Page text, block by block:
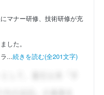
マナー研修、技術研修が充
した。
...続きを読む(全201文字)